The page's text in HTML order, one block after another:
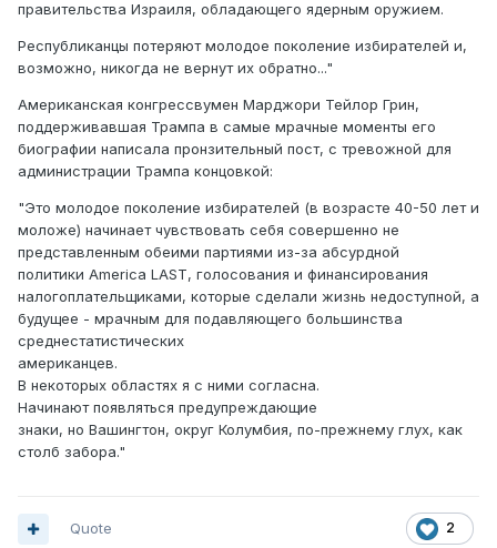
правительства Израиля, обладающего ядерным оружием.
Республиканцы потеряют молодое поколение избирателей и,
возможно, никогда не вернут их обратно..."
Американская конгрессвумен Марджори Тейлор Грин,
поддерживавшая Трампа в самые мрачные моменты его
биографии написала пронзительный пост, с тревожной для
администрации Трампа концовкой:
"Это молодое поколение избирателей (в возрасте 40-50 лет и
моложе) начинает чувствовать себя совершенно не
представленным обеими партиями из-за абсурдной
политики America LAST, голосования и финансирования
налогоплательщиками, которые сделали жизнь недоступной, а
будущее - мрачным для подавляющего большинства
среднестатистических
американцев.
В некоторых областях я с ними согласна.
Начинают появляться предупреждающие
знаки, но Вашингтон, округ Колумбия, по-прежнему глух, как
столб забора."
2
Quote